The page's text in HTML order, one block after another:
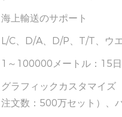
海上輸送のサポート
L/C、D/A、D/P、T/T、ウ
1～100000メートル：15
グラフィックカスタマイ
注文数：500万セット）、